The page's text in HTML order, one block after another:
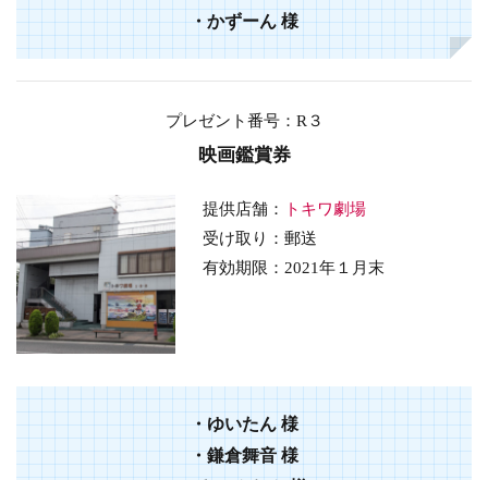
・かずーん 様
プレゼント番号：R３
映画鑑賞券
提供店舗：
トキワ劇場
受け取り：郵送
有効期限：2021年１月末
・ゆいたん 様
・鎌倉舞音 様